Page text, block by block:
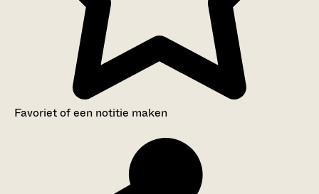
Favoriet of een notitie maken